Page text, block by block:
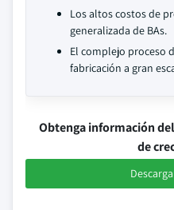
Los altos costos de
generalizada de BAs.
El complejo proceso
fabricación a gran
Obtenga información
de